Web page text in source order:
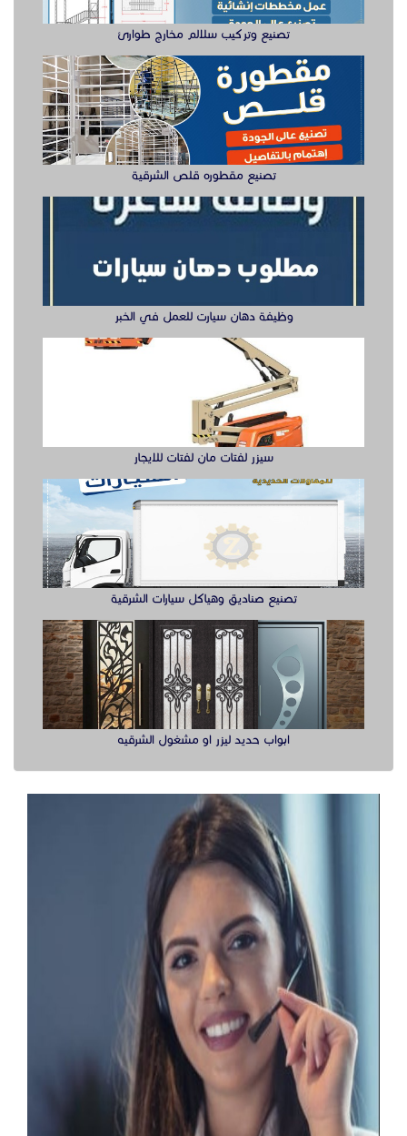
تصنيع وتركيب سلالم مخارج طوارئ
تصنيع مقطوره قلص الشرقية
وظيفة دهان سيارت للعمل في الخبر
سيزر لفتات مان لفتات للايجار
تصنيع صناديق وهياكل سيارات الشرقية
ابواب حديد ليزر او مشغول الشرقيه